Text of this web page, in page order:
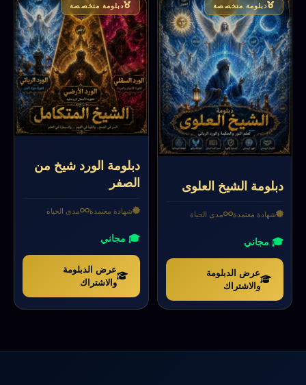
دبلومة متخصصة
دبلومة الشيخ العلوى
شهادة معتمدة مدى الحياة
🎓 مجاني
عرض الدبلومة
والاشتراك
دبلومة متخصصة
دبلومة الورد شيخ من
الصفر
شهادة معتمدة مدى الحياة
🎓 مجاني
عرض الدبلومة
والاشتراك